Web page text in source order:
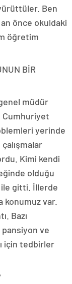
Ben
önce okuldaki
öğretim
BİR
müdür
Cumhuriyet
yerinde
Kimi kendi
olduğu
ile gitti. İllerde
konumuz var.
Bazı
pansiyon ve
için tedbirler